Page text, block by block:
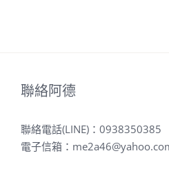
聯絡電話(LINE)：
粉絲頁： https://